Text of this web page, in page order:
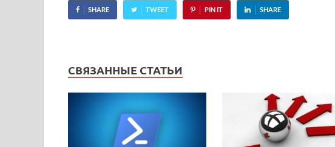
SHARE TWEET PIN IT SHARE
СВЯЗАННЫЕ СТАТЬИ